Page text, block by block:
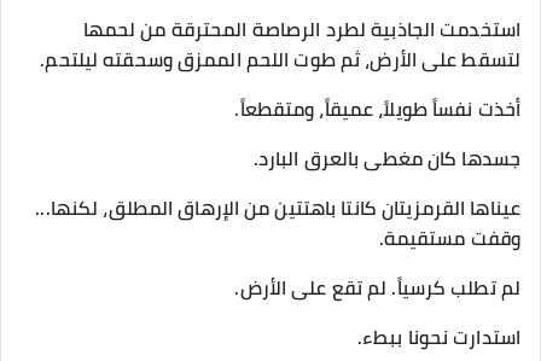
استخدمت الجاذبية لطرد الرصاصة المحترقة من لحمها
لتسقط على الأرض، ثم طوت اللحم الممزق وسحقته ليلتحم.
​أخذت نفساً طويلاً، عميقاً، ومتقطعاً.
​جسدها كان مغطى بالعرق البارد.
عيناها القرمزيتان كانتا باهتتين من الإرهاق المطلق، لكنها...
وقفت مستقيمة.
​لم تطلب كرسياً. لم تقع على الأرض.
​استدارت نحونا ببطء.